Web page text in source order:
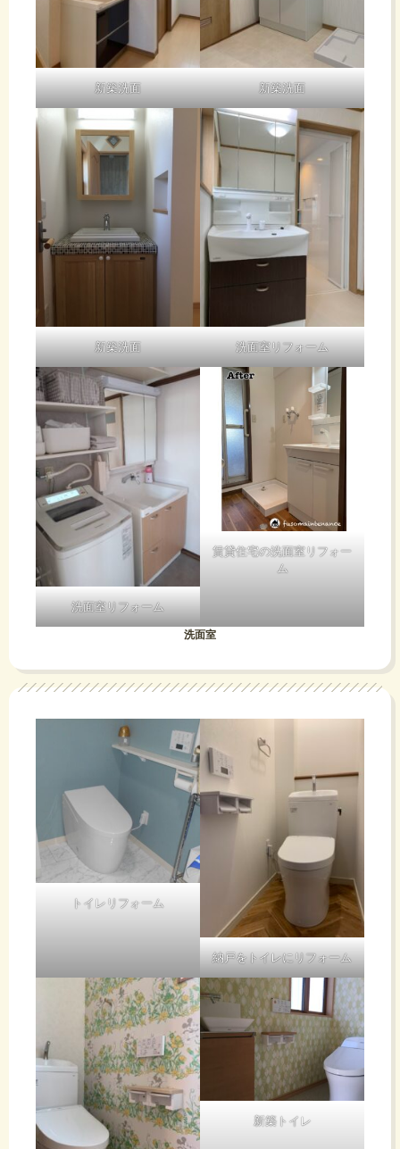
新築洗面 新築洗面
新築洗面 洗面室リフォーム
洗面室リフォーム
賃貸住宅の洗面室リフォー
ム
洗面室
トイレリフォーム
納戸をトイレにリフォーム
新築トイレ